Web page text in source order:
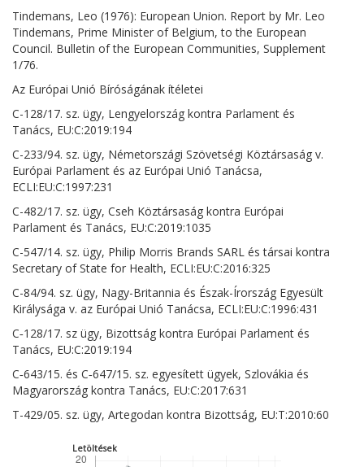
Tindemans, Leo (1976): European Union. Report by Mr. Leo
Tindemans, Prime Minister of Belgium, to the European
Council. Bulletin of the European Communities, Supplement
1/76.
Az Európai Unió Bíróságának ítéletei
C-128/17. sz. ügy, Lengyelország kontra Parlament és
Tanács, EU:C:2019:194
C-233/94. sz. ügy, Németországi Szövetségi Köztársaság v.
Európai Parlament és az Európai Unió Tanácsa,
ECLI:EU:C:1997:231
C-482/17. sz. ügy, Cseh Köztársaság kontra Európai
Parlament és Tanács, EU:C:2019:1035
C-547/14. sz. ügy, Philip Morris Brands SARL és társai kontra
Secretary of State for Health, ECLI:EU:C:2016:325
C-84/94. sz. ügy, Nagy-Britannia és Észak-Írország Egyesült
Királysága v. az Európai Unió Tanácsa, ECLI:EU:C:1996:431
C‑128/17. sz ügy, Bizottság kontra Európai Parlament és
Tanács, EU:C:2019:194
C‑643/15. és C‑647/15. sz. egyesített ügyek, Szlovákia és
Magyarország kontra Tanács, EU:C:2017:631
T-429/05. sz. ügy, Artegodan kontra Bizottság, EU:T:2010:60
Letöltések